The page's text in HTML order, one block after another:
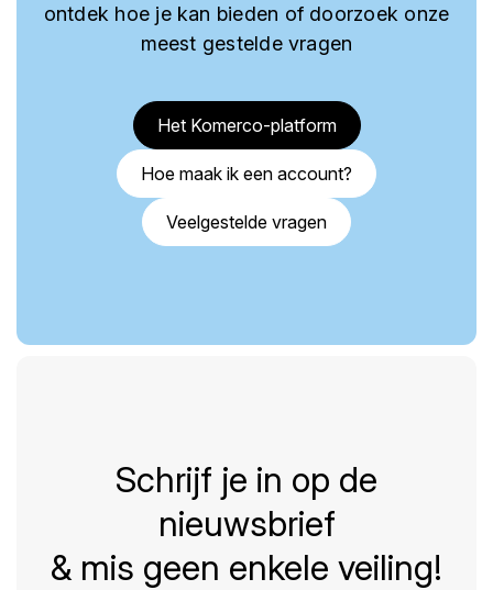
ontdek hoe je kan bieden of doorzoek onze
meest gestelde vragen
Het Komerco-platform
Hoe maak ik een account?
Veelgestelde vragen
Schrijf je in op de
nieuwsbrief
& mis geen enkele veiling!